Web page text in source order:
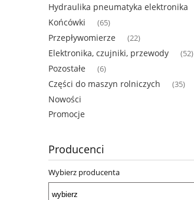
Hydraulika pneumatyka elektronika
Końcówki (65)
Przepływomierze (22)
Elektronika, czujniki, przewody (52)
Pozostałe (6)
Części do maszyn rolniczych (35)
Nowości
Promocje
Producenci
Wybierz producenta